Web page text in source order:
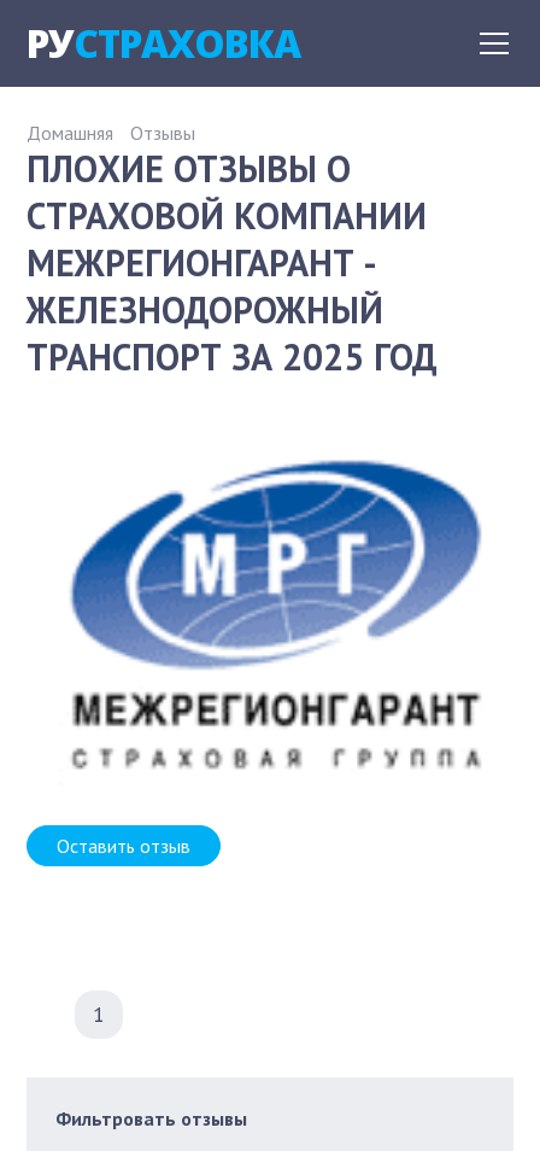
РУСТРАХОВКА
Домашняя Отзывы
ПЛОХИЕ ОТЗЫВЫ О
СТРАХОВОЙ КОМПАНИИ
МЕЖРЕГИОНГАРАНТ -
ЖЕЛЕЗНОДОРОЖНЫЙ
ТРАНСПОРТ ЗА 2025 ГОД
Оставить отзыв
1
Фильтровать отзывы